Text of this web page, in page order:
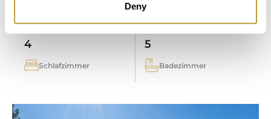
Deny
4
Schlafzimmer
5
Badezimmer